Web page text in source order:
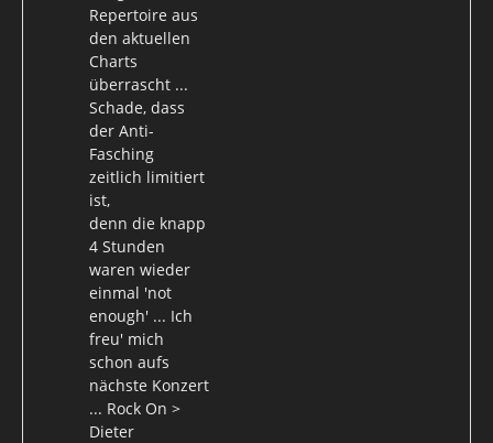
Repertoire aus
den aktuellen
Charts
überrascht ...
Schade, dass
der Anti-
Fasching
zeitlich limitiert
ist,
denn die knapp
4 Stunden
waren wieder
einmal 'not
enough' ... Ich
freu' mich
schon aufs
nächste Konzert
... Rock On >
Dieter